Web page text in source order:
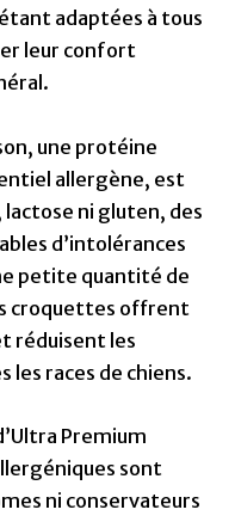
adaptées à tous
leur confort
une protéine
allergène, est
lactose ni gluten, des
d’intolérances
petite quantité de
croquettes offrent
réduisent les
les races de chiens.
Premium
sont
ni conservateurs